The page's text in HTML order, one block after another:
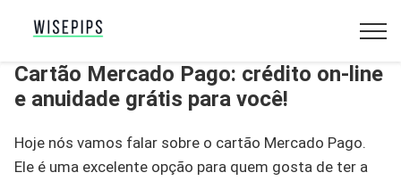
Cartão Mercado Pago: crédito on-line
e anuidade grátis para você!
Hoje nós vamos falar sobre o cartão Mercado Pago.
Ele é uma excelente opção para quem gosta de ter a